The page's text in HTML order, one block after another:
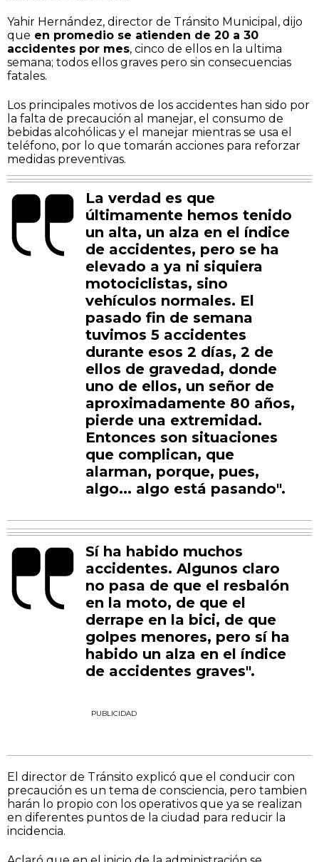
Yahir Hernández, director de Tránsito Municipal, dijo
que en promedio se atienden de 20 a 30
accidentes por mes, cinco de ellos en la ultima
semana; todos ellos graves pero sin consecuencias
fatales.
Los principales motivos de los accidentes han sido por
la falta de precaución al manejar, el consumo de
bebidas alcohólicas y el manejar mientras se usa el
teléfono, por lo que tomarán acciones para reforzar
medidas preventivas.
La verdad es que
últimamente hemos tenido
un alta, un alza en el índice
de accidentes, pero se ha
elevado a ya ni siquiera
motociclistas, sino
vehículos normales. El
pasado fin de semana
tuvimos 5 accidentes
durante esos 2 días, 2 de
ellos de gravedad, donde
uno de ellos, un señor de
aproximadamente 80 años,
pierde una extremidad.
Entonces son situaciones
que complican, que
alarman, porque, pues,
algo... algo está pasando".
Sí ha habido muchos
accidentes. Algunos claro
no pasa de que el resbalón
en la moto, de que el
derrape en la bici, de que
golpes menores, pero sí ha
habido un alza en el índice
de accidentes graves".
PUBLICIDAD
El director de Tránsito explicó que el conducir con
precaución es un tema de consciencia, pero tambien
harán lo propio con los operativos que ya se realizan
en diferentes puntos de la ciudad para reducir la
incidencia.